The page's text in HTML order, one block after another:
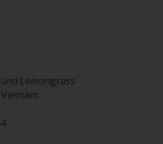
Lemongrass
Vietnam